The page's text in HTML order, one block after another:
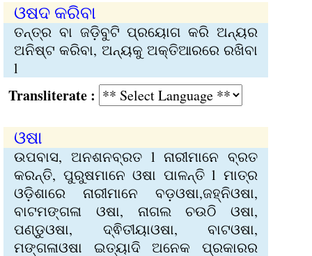
ଓଷଦ କରିବା
ତନ୍ତ୍ର ବା ଜଡ଼ିବୁଟି ପ୍ରୟୋଗ କରି ଅନ୍ୟର
ଅନିଷ୍ଟ କରିବା, ଅନ୍ୟକୁ ଅକ୍ତିଆରରେ ରଖିବା
l
:
ଓଷା
ଉପବାସ, ଅନଶନବ୍ରତ l ନାରୀମାନେ ବ୍ରତ
କରନ୍ତି, ପୁରୁଷମାନେ ଓଷା ପାଳନ୍ତି l ମାତ୍ର
ଓଡ଼ିଶାରେ ନାରୀମାନେ ବଡ଼ଓଷା,ଜହ୍ନିଓଷା,
ବାଟମଙ୍ଗଳା ଓଷା, ନାଗଲ ଚ‌ଉଠି ଓଷା,
ପଣ୍ଡୁଓଷା, ଦ୍ଵିତୀୟାଓଷା, ବାଟଓଷା,
ମଙ୍ଗଳାଓଷା ଇତ୍ୟାଦି ଅନେକ ପ୍ରକାରର